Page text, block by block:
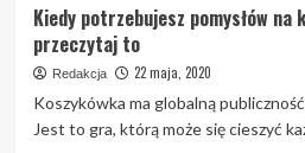
Kiedy potrzebujesz pomysłów na
przeczytaj to
Redakcja 22 maja, 2020
Koszykówka ma globalną
Jest to gra, którą może się cieszyć